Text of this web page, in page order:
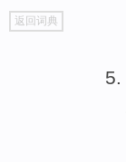
go
top
返回词典